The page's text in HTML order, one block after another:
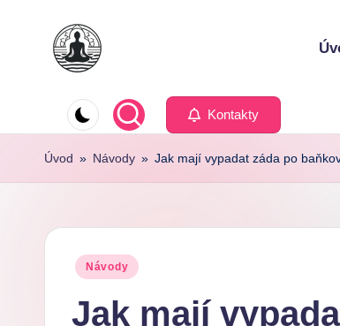
Kontakty
Úvod » Návody » Jak mají vypadat záda po
Posted
Návody
Jak mají